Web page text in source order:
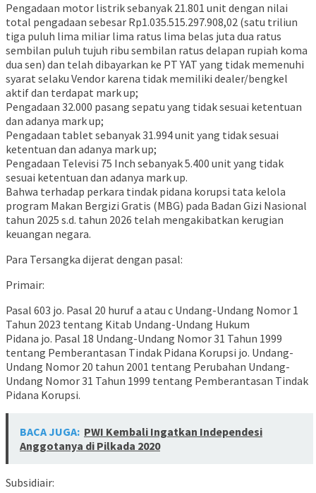
Pengadaan motor listrik sebanyak 21.801 unit dengan nilai
total pengadaan sebesar Rp1.035.515.297.908,02 (satu triliun
tiga puluh lima miliar lima ratus lima belas juta dua ratus
sembilan puluh tujuh ribu sembilan ratus delapan rupiah koma
dua sen) dan telah dibayarkan ke PT YAT yang tidak memenuhi
syarat selaku Vendor karena tidak memiliki dealer/bengkel
aktif dan terdapat mark up;
Pengadaan 32.000 pasang sepatu yang tidak sesuai ketentuan
dan adanya mark up;
Pengadaan tablet sebanyak 31.994 unit yang tidak sesuai
ketentuan dan adanya mark up;
Pengadaan Televisi 75 Inch sebanyak 5.400 unit yang tidak
sesuai ketentuan dan adanya mark up.
Bahwa terhadap perkara tindak pidana korupsi tata kelola
program Makan Bergizi Gratis (MBG) pada Badan Gizi Nasional
tahun 2025 s.d. tahun 2026 telah mengakibatkan kerugian
keuangan negara.
Para Tersangka dijerat dengan pasal:
Primair:
Pasal 603 jo. Pasal 20 huruf a atau c Undang-Undang Nomor 1
Tahun 2023 tentang Kitab Undang-Undang Hukum
Pidana jo. Pasal 18 Undang-Undang Nomor 31 Tahun 1999
tentang Pemberantasan Tindak Pidana Korupsi jo. Undang-
Undang Nomor 20 tahun 2001 tentang Perubahan Undang-
Undang Nomor 31 Tahun 1999 tentang Pemberantasan Tindak
Pidana Korupsi.
BACA JUGA: PWI Kembali Ingatkan Independesi
Anggotanya di Pilkada 2020
Subsidiair: